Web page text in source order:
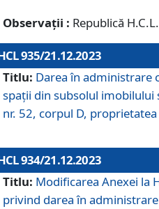
Observații : Republică
935/21.12.2023
Titlu: Darea în administrare
spații din subsolul imobilului
nr. 52, corpul D,
934/21.12.2023
Titlu: Modificarea Anexei la
privind darea în